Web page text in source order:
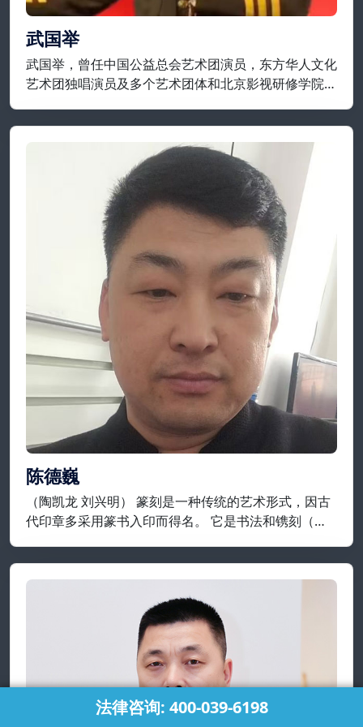
武国举
武国举，曾任中国公益总会艺术团演员，东方华人文化
艺术团独唱演员及多个艺术团体和北京影视研修学院等
友艺术团特聘独唱演员，享誉实力派歌唱家一级演员；
陈德巍
（陶凯龙 刘兴明） 篆刻是一种传统的艺术形式，因古
代印章多采用篆书入印而得名。 它是书法和镌刻（包
言，它是指将在平面上设计好的纹样或文字镌刻在金
属、石头、牙、角等材质上。
法律咨询: 400-039-6198